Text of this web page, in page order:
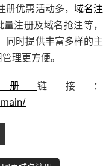
册优惠活动多， 域名注
注册及域名抢注等，
同时提供丰富多样的主
理更方便。
册 链接：